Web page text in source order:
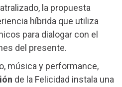
la propuesta
híbrida que utiliza
para dialogar con el
del presente.
música y performance,
de la Felicidad instala una